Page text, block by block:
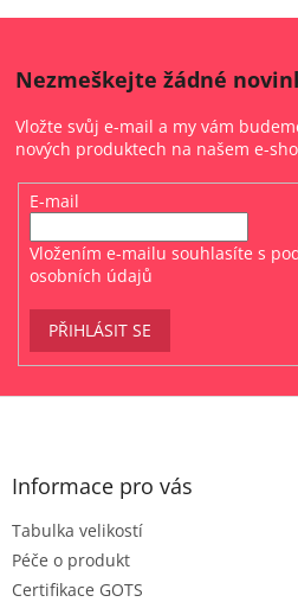
Nezmeškejte žádné
Vložte svůj e-mail a my vám
nových produktech na našem e-
E-mail
Vložením e-mailu souhlasíte s
osobních údajů
PŘIHLÁSIT SE
Z
Informace pro vás
Tabulka velikostí
Péče o produkt
Certifikace GOTS